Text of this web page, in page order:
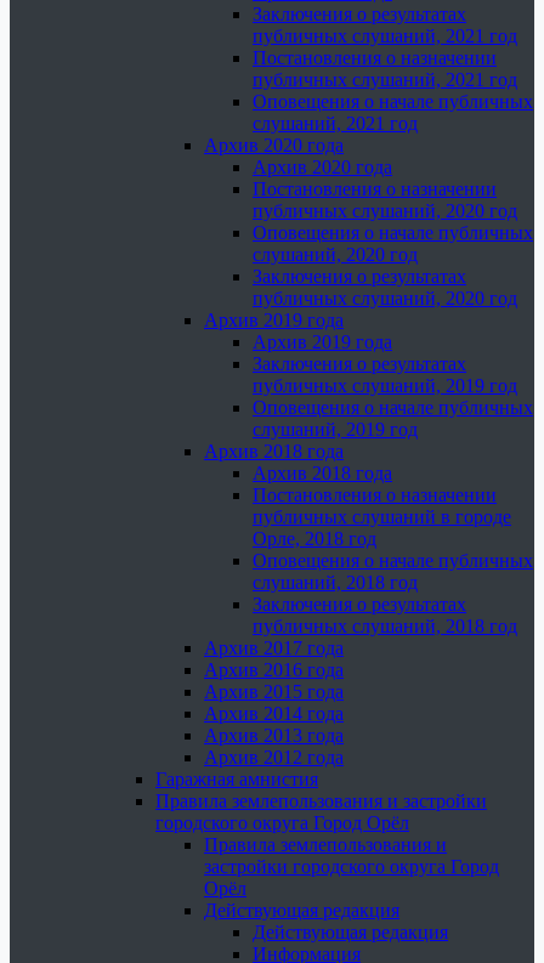
Заключения о результатах
публичных слушаний, 2021 год
Постановления о назначении
публичных слушаний, 2021 год
Оповещения о начале публичных
слушаний, 2021 год
Архив 2020 года
Архив 2020 года
Постановления о назначении
публичных слушаний, 2020 год
Оповещения о начале публичных
слушаний, 2020 год
Заключения о результатах
публичных слушаний, 2020 год
Архив 2019 года
Архив 2019 года
Заключения о результатах
публичных слушаний, 2019 год
Оповещения о начале публичных
слушаний, 2019 год
Архив 2018 года
Архив 2018 года
Постановления о назначении
публичных слушаний в городе
Орле, 2018 год
Оповещения о начале публичных
слушаний, 2018 год
Заключения о результатах
публичных слушаний, 2018 год
Архив 2017 года
Архив 2016 года
Архив 2015 года
Архив 2014 года
Архив 2013 года
Архив 2012 года
Гаражная амнистия
Правила землепользования и застройки
городского округа Город Орёл
Правила землепользования и
застройки городского округа Город
Орёл
Действующая редакция
Действующая редакция
Информация